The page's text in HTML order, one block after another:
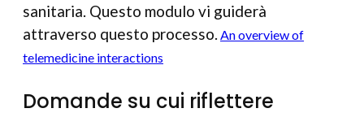
sanitaria. Questo modulo vi guiderà
attraverso questo processo. An overview of
telemedicine interactions
Domande su cui riflettere